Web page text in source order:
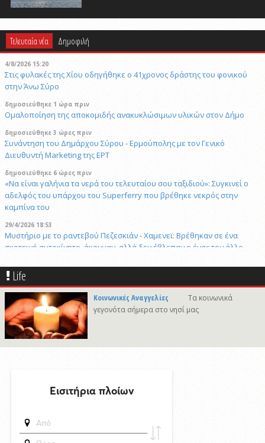
Τελευταία νέα Δημοφιλή
4/8/2026 15:20
Στις φυλακές της Χίου οδηγήθηκε ο 41χρονος δράστης του φονικού
στην Άνω Σύρο
δημοσιεύθηκε 1 ώρα πριν
Ομαλοποίηση της αποκομιδής ανακυκλώσιμων υλικών στον Δήμο
δημοσιεύθηκε 3 ώρες πριν
Συνάντηση του Δημάρχου Σύρου - Ερμούπολης με τον Γενικό
Διευθυντή Marketing της ΕΡΤ
δημοσιεύθηκε 6 ώρες πριν
«Να είναι γαλήνια τα νερά του τελευταίου σου ταξιδιού»: Συγκινεί ο
αδελφός του υπάρχου του Superferry που βρέθηκε νεκρός στην
καμπίνα του
29/4/2026 18:53
Μυστήριο με το ραντεβού Πεζεσκιάν - Χαμενεϊ: Βρέθηκαν σε ένα
σκοτεινό αυτοκίνητο, άκουγαν, αλλά δεν έβλεπαν ο ένας τον άλλο
5/8/2026 11:35
Πρώτη προσέγγιση του υπερπολυτελούς EXPLORA II στη Σύρο με
θετικές προοπτικές για το 2027
δημοσιεύθηκε 4 ώρες πριν
Το νέο αεροδρόμιο της Πάρου στο Εθνικό Πρόγραμμα Ανάπτυξης με
45,44εκατ. ευρώ
δημοσιεύθηκε 5 ώρες πριν
δημοσιεύθηκε 16 ώρες πριν
Η Σύρος τιμά την εορτή της Μεταμορφώσεως του Σωτήρος
"Το βλέπει ο Τσίλλερ και γελά" Ανακαινίζουμε το κλειστό "Γιάννης
Γουλανδρής" το 2026 με σχέδια του 1974
Life
Κοινωνικές Αναγγελίες
Τα κοινωνικά
γεγονότα σήμερα στο νησί μας